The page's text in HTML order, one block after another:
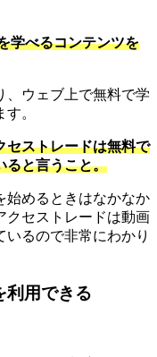
学べるコンテンツを
、ウェブ上で無料で学
。
セストレードは無料で
ると言うこと。
始めるときはなかなか
クセストレードは動画
るので非常にわかり
利用できる